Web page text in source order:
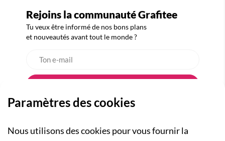
Rejoins la communauté Grafitee
Tu veux être informé de nos bons plans
et nouveautés avant tout le monde ?
Paramètres des cookies
Nous utilisons des cookies pour vous fournir la